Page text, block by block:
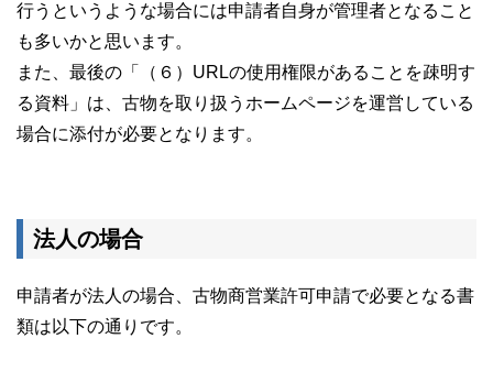
行うというような場合には申請者自身が管理者となること
も多いかと思います。
また、最後の「（６）URLの使用権限があることを疎明す
る資料」は、古物を取り扱うホームページを運営している
場合に添付が必要となります。
法人の場合
申請者が法人の場合、古物商営業許可申請で必要となる書
類は以下の通りです。